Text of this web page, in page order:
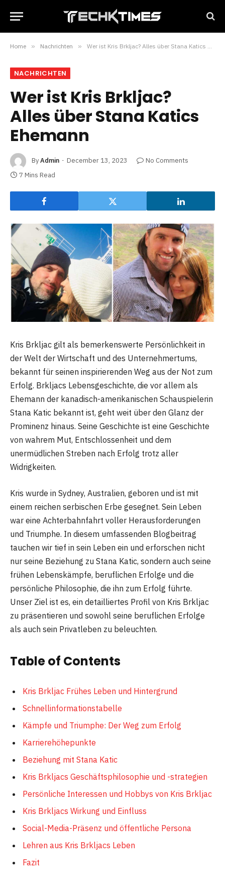
Home » Nachrichten » Wer ist Kris Brkljac? Alles über Stana Katics Ehemann
NACHRICHTEN
Wer ist Kris Brkljac?
Alles über Stana Katics
Ehemann
ByAdmin December 13, 2023
No Comments
7 Mins Read
Kris Brkljac gilt als bemerkenswerte Persönlichkeit in
der Welt der Wirtschaft und des Unternehmertums,
bekannt für seinen inspirierenden Weg aus der Not zum
Erfolg. Brkljacs Lebensgeschichte, die vor allem als
Ehemann der kanadisch-amerikanischen Schauspielerin
Stana Katic bekannt ist, geht weit über den Glanz der
Prominenz hinaus. Seine Geschichte ist eine Geschichte
von wahrem Mut, Entschlossenheit und dem
unermüdlichen Streben nach Erfolg trotz aller
Widrigkeiten.
Kris wurde in Sydney, Australien, geboren und ist mit
einem reichen serbischen Erbe gesegnet. Sein Leben
war eine Achterbahnfahrt voller Herausforderungen
und Triumphe. In diesem umfassenden Blogbeitrag
tauchen wir tief in sein Leben ein und erforschen nicht
nur seine Beziehung zu Stana Katic, sondern auch seine
frühen Lebenskämpfe, beruflichen Erfolge und die
persönliche Philosophie, die ihn zum Erfolg führte.
Unser Ziel ist es, ein detailliertes Profil von Kris Brkljac
zu präsentieren und sowohl seine beruflichen Erfolge
als auch sein Privatleben zu beleuchten.
Table of Contents
Kris Brkljac Frühes Leben und Hintergrund
Schnellinformationstabelle
Kämpfe und Triumphe: Der Weg zum Erfolg
Karrierehöhepunkte
Beziehung mit Stana Katic
Kris Brkljacs Geschäftsphilosophie und -strategien
Persönliche Interessen und Hobbys von Kris Brkljac
Kris Brkljacs Wirkung und Einfluss
Social-Media-Präsenz und öffentliche Persona
Lehren aus Kris Brkljacs Leben
Fazit